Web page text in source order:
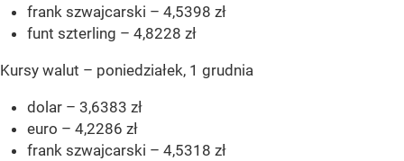
frank szwajcarski – 4,5398 zł
funt szterling – 4,8228 zł
Kursy walut – poniedziałek, 1 grudnia
dolar – 3,6383 zł
euro – 4,2286 zł
frank szwajcarski – 4,5318 zł